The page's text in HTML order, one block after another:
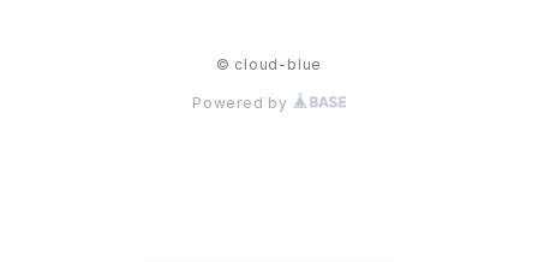
© cloud-blue
Powered by